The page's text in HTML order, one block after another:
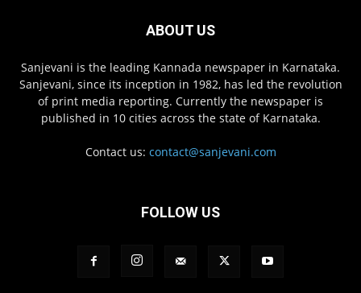
ABOUT US
Sanjevani is the leading Kannada newspaper in Karnataka.
Sanjevani, since its inception in 1982, has led the revolution
of print media reporting. Currently the newspaper is
published in 10 cities across the state of Karnataka.
Contact us: contact@sanjevani.com
FOLLOW US